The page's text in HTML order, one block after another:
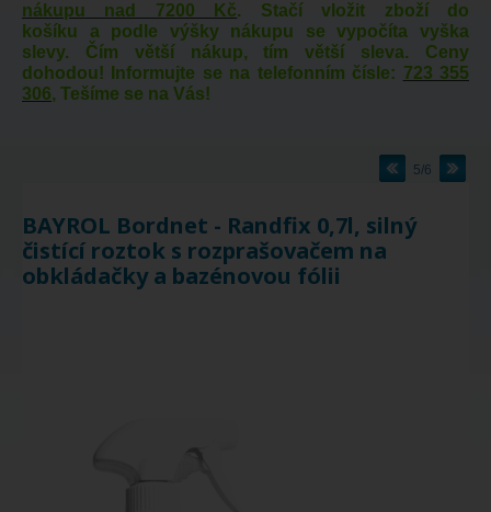
nákupu nad 7200 Kč. Stačí vložit zboží do
košíku a podle výšky nákupu se vypočíta vyška
slevy. Čím větší nákup, tím větší sleva. Ceny
dohodou! Informujte se na telefonním čísle: 723 355
306, Tešíme se na Vás!
5/6
BAYROL Bordnet - Randfix 0,7l, silný
čistící roztok s rozprašovačem na
obkládačky a bazénovou fólii